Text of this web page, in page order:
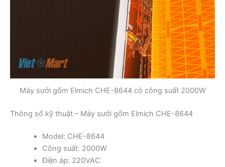
Máy sưởi gốm Elmich CHE-8644 có công suất 2000W
Thông số kỹ thuật – Máy sưởi gốm Elmich CHE-8644
Model: CHE-8644
Công suất: 2000W
Điện áp: 220VAC